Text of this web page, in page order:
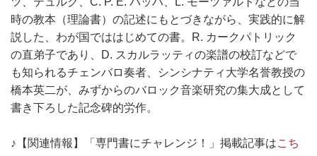
時の教本（理論書）の記述にもとづきながら、実践的に解
説した、わが国でははじめての書。R. カークパトリック
の直弟子であり、D. スカルラッティの楽譜の校訂などで
も知られるチェンバロ奏者、シンシナティ大学名誉教授の
橋本英二が、みずからのバロック音楽研究の集大成として
書き下ろした記念碑的労作。
♪【関連情報】「専門書にチャレンジ！」掲載記事はこち